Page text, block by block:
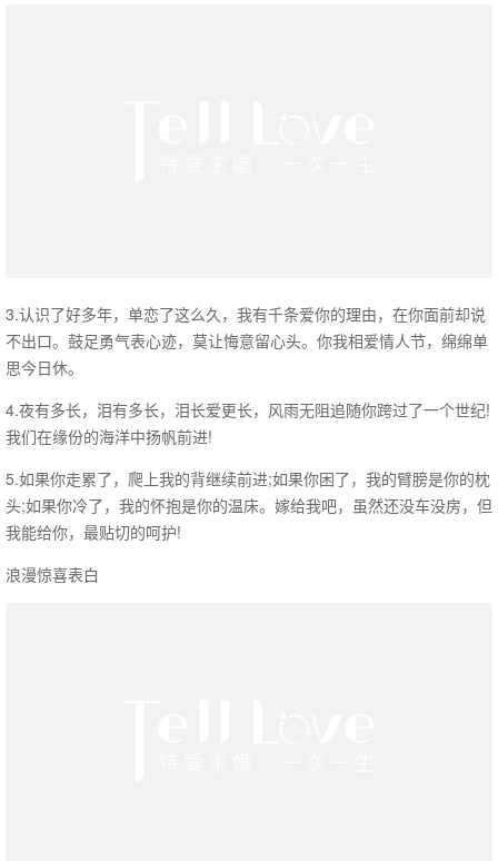
3.认识了好多年，单恋了这么久，我有千条爱你的理由，在你面前却说
不出口。鼓足勇气表心迹，莫让悔意留心头。你我相爱情人节，绵绵单
思今日休。
4.夜有多长，泪有多长，泪长爱更长，风雨无阻追随你跨过了一个世纪!
我们在缘份的海洋中扬帆前进!
5.如果你走累了，爬上我的背继续前进;如果你困了，我的臂膀是你的枕
头;如果你冷了，我的怀抱是你的温床。嫁给我吧，虽然还没车没房，但
我能给你，最贴切的呵护!
浪漫惊喜表白